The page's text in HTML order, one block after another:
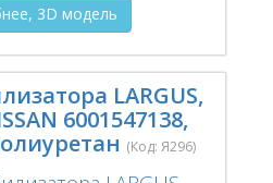
3D модель
LARGUS,
6001547138,
(Код: Я296)